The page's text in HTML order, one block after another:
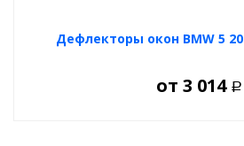
Дефлекторы окон BMW 5
от 3 014 Р